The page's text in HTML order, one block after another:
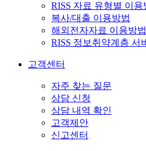
RISS 자료 유형별 이용
복사/대출 이용방법
해외전자자료 이용방법
RISS 정보취약계층 서
고객센터
자주 찾는 질문
상담 신청
상담 내역 확인
고객제안
신고센터